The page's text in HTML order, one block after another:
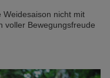
Weidesaison nicht mit
voller Bewegungsfreude